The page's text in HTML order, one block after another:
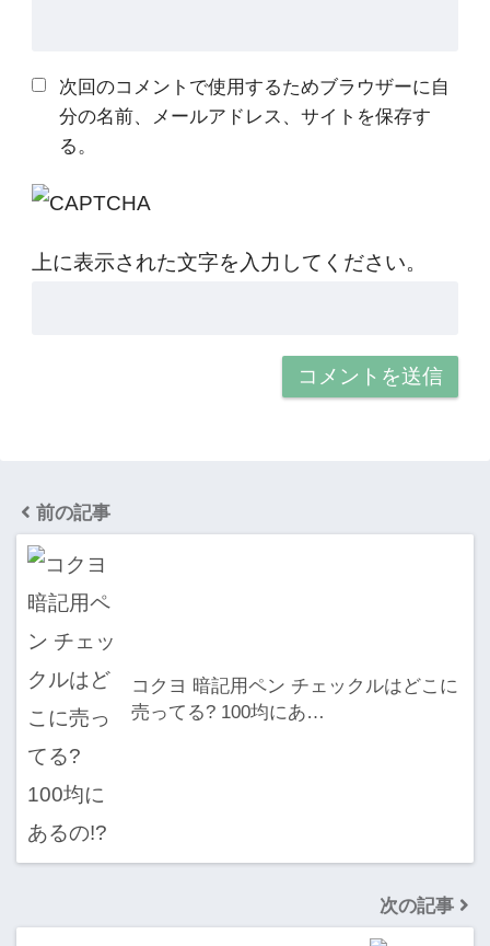
次回のコメントで使用するためブラウザーに自
分の名前、メールアドレス、サイトを保存す
る。
上に表示された文字を入力してください。
前の記事
コクヨ 暗記用ペン チェックルはどこに
売ってる? 100均にあ…
次の記事